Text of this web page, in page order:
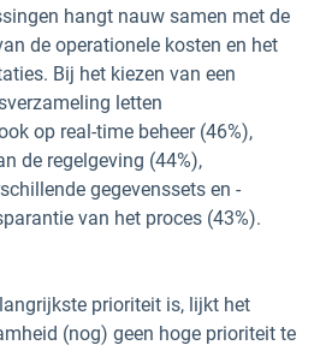
hangt nauw samen met de
de operationele kosten en het
Bij het kiezen van een
letten
op real-time beheer (46%),
de regelgeving (44%),
gegevenssets en -
van het proces (43%).
prioriteit is, lijkt het
(nog) geen hoge prioriteit te